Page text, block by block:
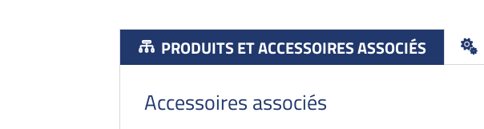
PRODUITS ET ACCESSOIRES ASSOCIÉS
Accessoires associés